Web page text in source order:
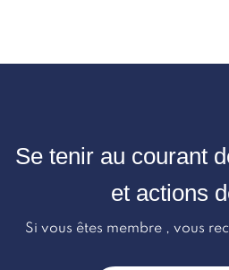
Se tenir au courant
et actions
Si vous êtes membre , vous